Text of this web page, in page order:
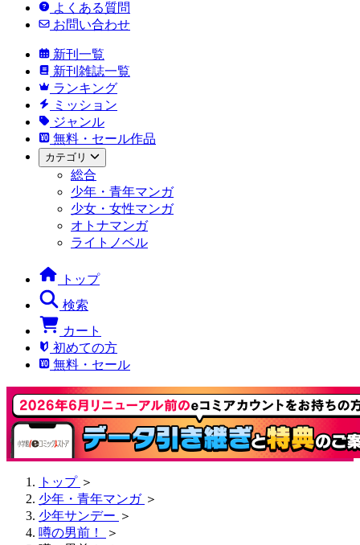
よくある質問
お問い合わせ
新刊一覧
新刊雑誌一覧
ランキング
ミッション
ジャンル
無料・セール作品
カテゴリ
総合
少年・青年マンガ
少女・女性マンガ
オトナマンガ
ライトノベル
トップ
検索
カート
初めての方
無料・セール
トップ ＞
少年・青年マンガ ＞
少年サンデー ＞
噂の男前！
＞